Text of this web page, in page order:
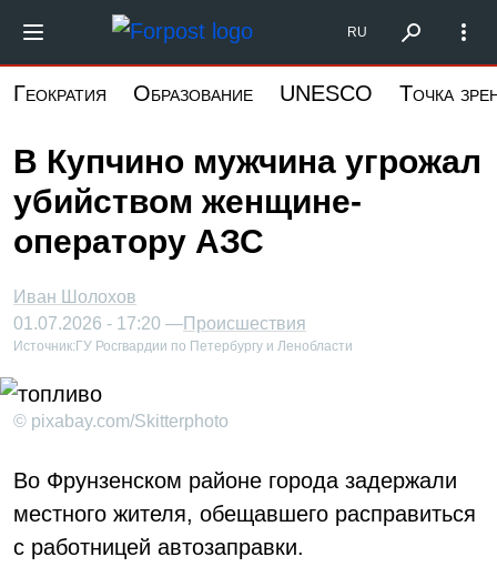
основному
Форпост Северо-Запад
RU
Геократия Образование UNESCO Точка
В Купчино мужчина угрожал
убийством женщине-
оператору АЗС
Иван Шолохов
01.07.2026 - 17:20 —Происшествия
Источник: ГУ Росгвардии по Петербургу и Ленобласти
© pixabay.com/Skitterphoto
Во Фрунзенском районе города задержали
местного жителя, обещавшего расправиться
с работницей автозаправки.